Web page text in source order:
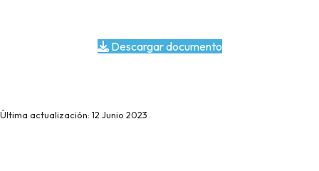
Descargar documento
Última actualización: 12 Junio 2023